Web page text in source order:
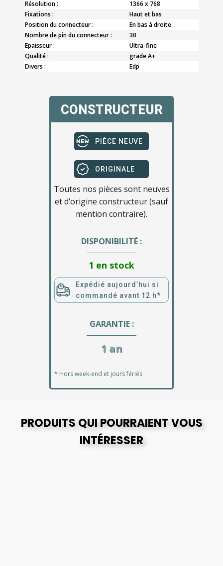
Résolution :
1366 x 768
Fixations :
Haut et bas
Position du connecteur :
En bas à droite
Nombre de pin du connecteur :
30
Epaisseur :
Ultra-fine
Qualité :
grade A+
Divers :
Edp
CONSTRUCTEUR
PIÈCE NEUVE
ORIGINALE
Toutes nos pièces sont neuves
et d’origine constructeur (sauf
mention contraire).
DISPONIBILITÉ :
1 en stock
Expédié aujourd’hui si
commandé avant 12 h*
GARANTIE :
1 an
* Hors week-end et jours fériés
PRODUITS QUI POURRAIENT VOUS
INTÉRESSER